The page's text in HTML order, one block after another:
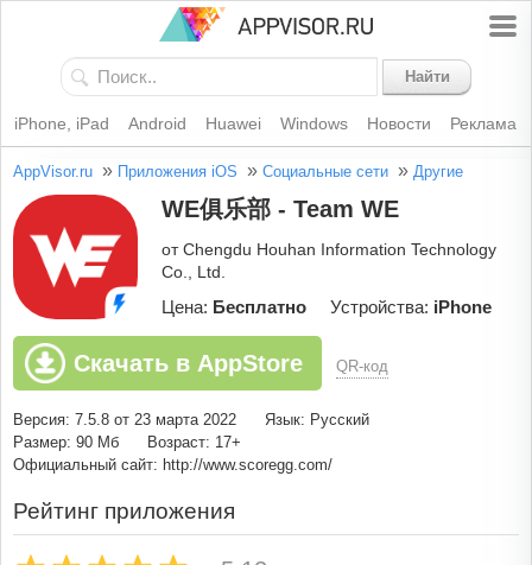
Найти
iPhone, iPad Android Huawei Windows Новости Реклама
AppVisor.ru » Приложения iOS » Социальные сети » Другие
WE俱乐部 - Team WE
от Chengdu Houhan Information Technology
Co., Ltd.
Цена: Бесплатно Устройства: iPhone
Скачать в AppStore QR-код
Версия: 7.5.8 от 23 марта 2022
Язык: Русский
Размер: 90 Мб
Возраст: 17+
Официальный сайт: http://www.scoregg.com/
Рейтинг приложения